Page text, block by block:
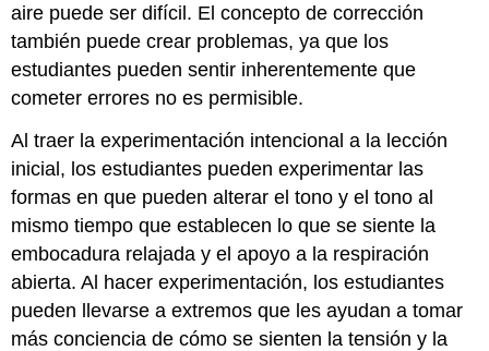
aire puede ser difícil. El concepto de corrección
también puede crear problemas, ya que los
estudiantes pueden sentir inherentemente que
cometer errores no es permisible.
Al traer la experimentación intencional a la lección
inicial, los estudiantes pueden experimentar las
formas en que pueden alterar el tono y el tono al
mismo tiempo que establecen lo que se siente la
embocadura relajada y el apoyo a la respiración
abierta. Al hacer experimentación, los estudiantes
pueden llevarse a extremos que les ayudan a tomar
más conciencia de cómo se sienten la tensión y la